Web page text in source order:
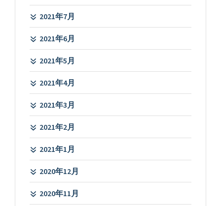
2021年7月
2021年6月
2021年5月
2021年4月
2021年3月
2021年2月
2021年1月
2020年12月
2020年11月